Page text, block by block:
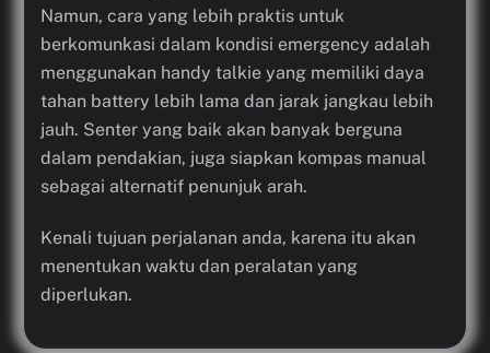
Namun, cara yang lebih praktis untuk
berkomunkasi dalam kondisi emergency adalah
menggunakan handy talkie yang memiliki daya
tahan battery lebih lama dan jarak jangkau lebih
jauh. Senter yang baik akan banyak berguna
dalam pendakian, juga siapkan kompas manual
sebagai alternatif penunjuk arah.
Kenali tujuan perjalanan anda, karena itu akan
menentukan waktu dan peralatan yang
diperlukan.